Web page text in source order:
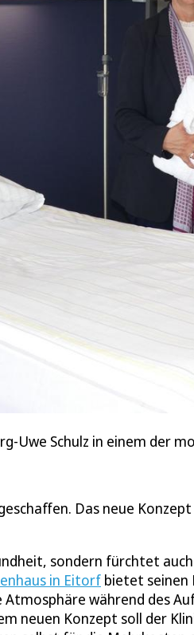
Uwe Schulz in einem der
Das neue
sondern fürchtet
in Eitorf bietet seinen
während des
neuen Konzept soll der